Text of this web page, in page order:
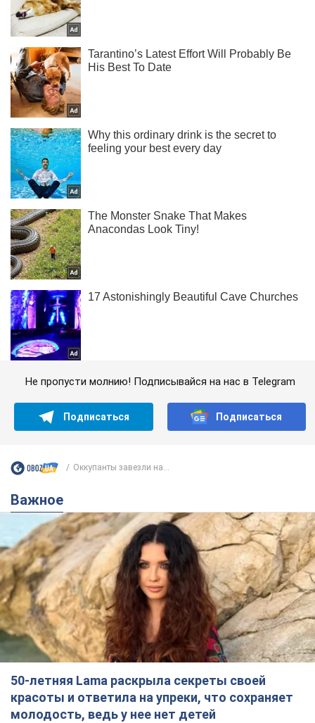
Не пропусти молнию! Подписывайся на нас в Telegram
Подписаться Подписаться
Оккупанты завезли на...
Важное
50-летняя Lama раскрыла секреты своей
красоты и ответила на упреки, что сохраняет
молодость, ведь у нее нет детей